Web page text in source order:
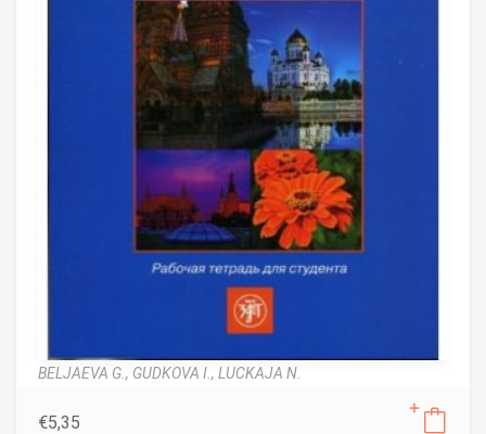
BELJAEVA G., GUDKOVA I., LUCKAJA N.
€5,35